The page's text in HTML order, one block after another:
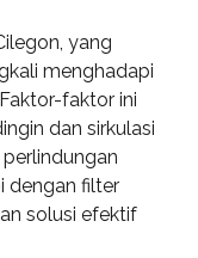
yang
menghadapi
faktor ini
dan sirkulasi
dengan filter
solusi efektif